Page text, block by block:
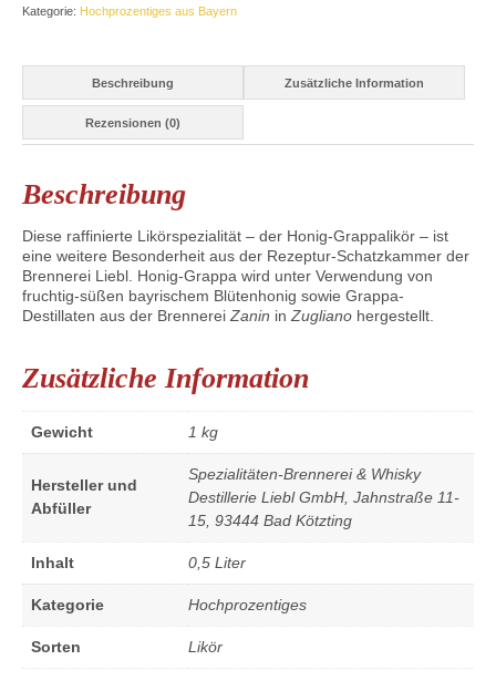
Kategorie: Hochprozentiges aus Bayern
Beschreibung Zusätzliche Information
Rezensionen (0)
Beschreibung
Diese raffinierte Likörspezialität – der Honig-Grappalikör – ist
eine weitere Besonderheit aus der Rezeptur-Schatzkammer der
Brennerei Liebl. Honig-Grappa wird unter Verwendung von
fruchtig-süßen bayrischem Blütenhonig sowie Grappa-
Destillaten aus der BrennereiZanin inZugliano hergestellt.
Zusätzliche Information
Gewicht 1 kg
Hersteller und
Abfüller
Spezialitäten-Brennerei & Whisky
Destillerie Liebl GmbH, Jahnstraße 11-
15, 93444 Bad Kötzting
Inhalt 0,5 Liter
Kategorie Hochprozentiges
Sorten Likör